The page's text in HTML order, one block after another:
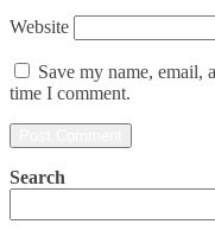
Website
Save my name, email,
time I comment.
Search